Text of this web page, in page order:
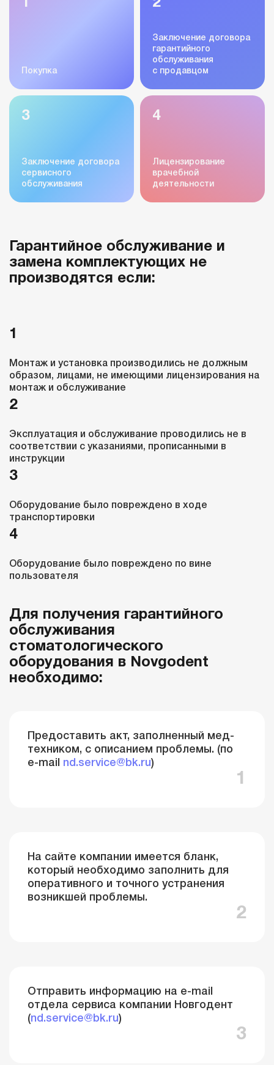
Покупка
2
Заключение договора
гарантийного
обслуживания
с продавцом
3
Заключение договора
сервисного
обслуживания
4
Лицензирование
врачебной
деятельности
Гарантийное обслуживание и
замена комплектующих не
производятся если:
1
Монтаж и установка производились не должным
образом, лицами, не имеющими лицензирования на
монтаж и обслуживание
2
Эксплуатация и обслуживание проводились не в
соответствии с указаниями, прописанными в
инструкции
3
Оборудование было повреждено в ходе
транспортировки
4
Оборудование было повреждено по вине
пользователя
Для получения гарантийного
обслуживания
стоматологического
оборудования в Novgodent
необходимо:
Предоставить акт, заполненный мед-
техником, с описанием проблемы. (по
e-mail nd.service@bk.ru)
1
На сайте компании имеется бланк,
который необходимо заполнить для
оперативного и точного устранения
возникшей проблемы.
2
Отправить информацию на e-mail
отдела сервиса компании Новгодент
(nd.service@bk.ru)
3